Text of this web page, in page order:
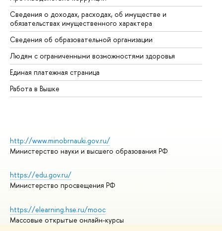
Сведения о доходах, расходах, об имуществе и
обязательствах имущественного характера
Сведения об образовательной организации
Людям с ограниченными возможностями здоровья
Единая платежная страница
Работа в Вышке
http://www.minobrnauki.gov.ru/
Министерство науки и высшего образования РФ
https://edu.gov.ru/
Министерство просвещения РФ
https://elearning.hse.ru/mooc
Массовые открытые онлайн-курсы